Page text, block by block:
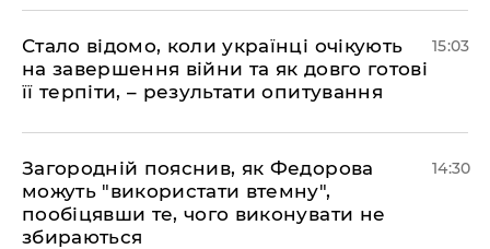
Стало відомо, коли українці очікують
на завершення війни та як довго готові
її терпіти, – результати опитування
15:03
Загородній пояснив, як Федорова
можуть "використати втемну",
пообіцявши те, чого виконувати не
збираються
14:30